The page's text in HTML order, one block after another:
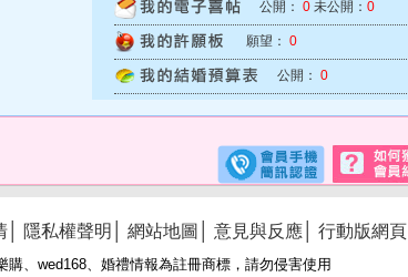
公開： 0 未公開： 0
願望： 0
公開： 0
隱私權聲明 網站地圖 意見與反應 行動版網頁
、wed168、婚禮情報為註冊商標，請勿侵害使用